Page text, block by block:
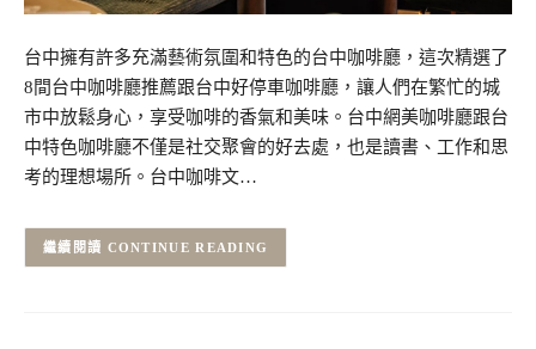
台中擁有許多充滿藝術氛圍和特色的台中咖啡廳，這次精選了
8間台中咖啡廳推薦跟台中好停車咖啡廳，讓人們在繁忙的城
市中放鬆身心，享受咖啡的香氣和美味。台中網美咖啡廳跟台
中特色咖啡廳不僅是社交聚會的好去處，也是讀書、工作和思
考的理想場所。台中咖啡文…
CONTINUE READING